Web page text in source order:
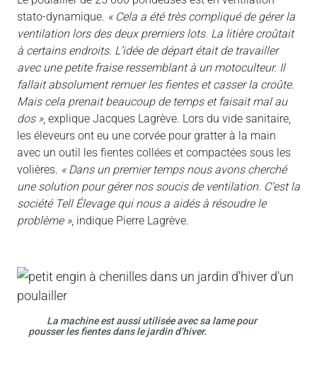
stato-dynamique. « Cela a été très compliqué de gérer la
ventilation lors des deux premiers lots. La litière croûtait
à certains endroits. L’idée de départ était de travailler
avec une petite fraise ressemblant à un motoculteur. Il
fallait absolument remuer les fientes et casser la croûte.
Mais cela prenait beaucoup de temps et faisait mal au
dos », explique Jacques Lagrève. Lors du vide sanitaire,
les éleveurs ont eu une corvée pour gratter à la main
avec un outil les fientes collées et compactées sous les
volières. « Dans un premier temps nous avons cherché
une solution pour gérer nos soucis de ventilation. C’est la
société Tell Élevage qui nous a aidés à résoudre le
problème », indique Pierre Lagrève.
La machine est aussi utilisée avec sa lame pour
pousser les fientes dans le jardin d’hiver.